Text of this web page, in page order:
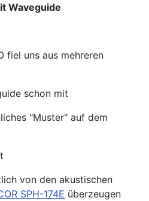
Waveguide
fiel uns aus mehreren
schon mit
"Muster" auf dem
von den akustischen
SPH-174E überzeugen